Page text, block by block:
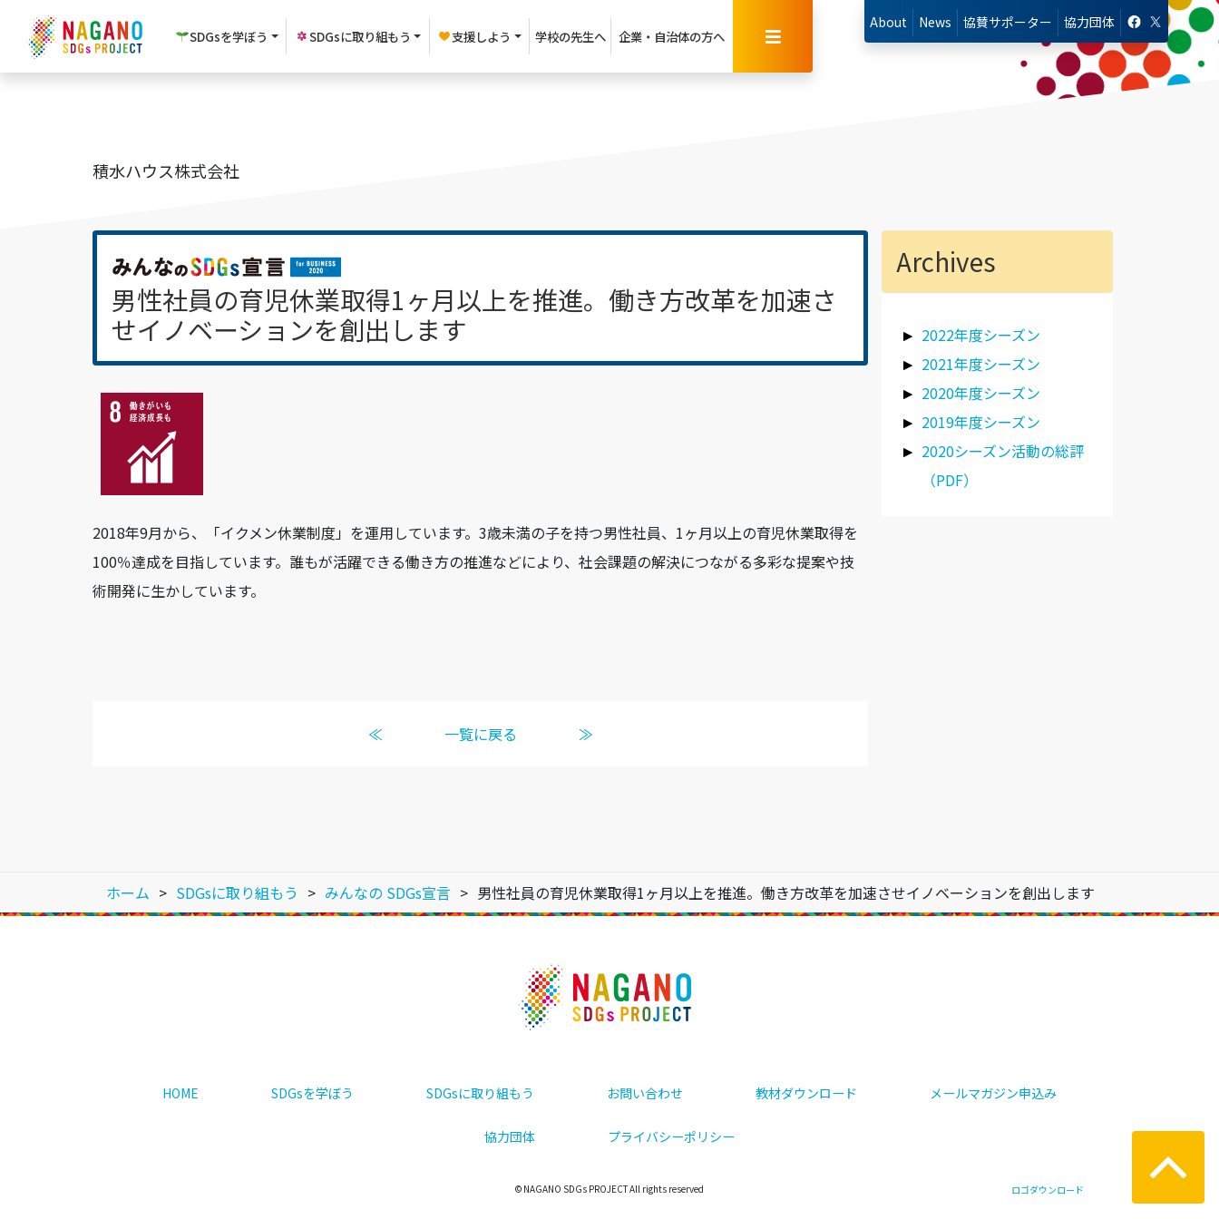
SDGsを学ぼう SDGsに取り組もう 支援しよう 学校の先生へ 企業・ 自治体の方へ
About News 協賛サポーター 協力団体
積水ハウス株式会社
男性社員の育児休業取得1ヶ月以上を推進。働き方改革を加速さ
せイノベーションを創出します
2018年9月から、「イクメン休業制度」を運用しています。3歳未満の子を持つ男性社員、1ヶ月以上の育児休業取得を
100％達成を目指しています。誰もが活躍できる働き方の推進などにより、社会課題の解決につながる多彩な提案や技
術開発に生かしています。
≪ 一覧に戻る ≫
Archives
2022年度シーズン
2021年度シーズン
2020年度シーズン
2019年度シーズン
2020シーズン活動の総評
（PDF）
ホーム SDGsに取り組もう みんなの SDGs宣言 男性社員の育児休業取得1ヶ月以上を推進。働き方改革を加速させイノベーションを創出します
HOME SDGsを学ぼう SDGsに取り組もう お問い合わせ 教材ダウンロード メールマガジン申込み
協力団体 プライバシーポリシー
© NAGANO SDGs PROJECT All rights reserved ロゴダウンロード